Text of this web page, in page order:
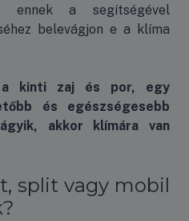
ennek a segítségével
belevágjon e a klíma
a kinti zaj és por, egy
és egészségesebb
akkor klímára van
split vagy mobil